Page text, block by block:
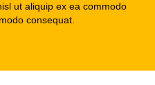
ut aliquip ex ea commodo
consequat.